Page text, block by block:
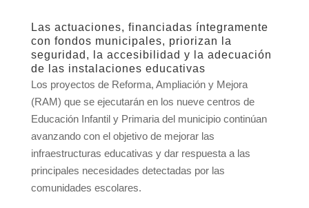
Las actuaciones, financiadas íntegramente
con fondos municipales, priorizan la
seguridad, la accesibilidad y la adecuación
de las instalaciones educativas
Los proyectos de Reforma, Ampliación y Mejora
(RAM) que se ejecutarán en los nueve centros de
Educación Infantil y Primaria del municipio continúan
avanzando con el objetivo de mejorar las
infraestructuras educativas y dar respuesta a las
principales necesidades detectadas por las
comunidades escolares.